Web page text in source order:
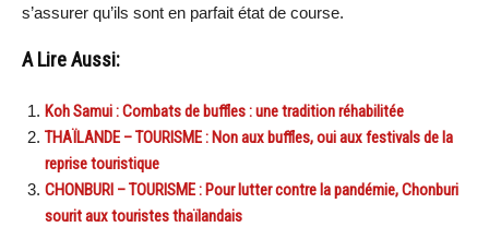
s’assurer qu’ils sont en parfait état de course.
A Lire Aussi:
Koh Samui : Combats de buffles : une tradition réhabilitée
THAÏLANDE – TOURISME : Non aux buffles, oui aux festivals de la
reprise touristique
CHONBURI – TOURISME : Pour lutter contre la pandémie, Chonburi
sourit aux touristes thaïlandais